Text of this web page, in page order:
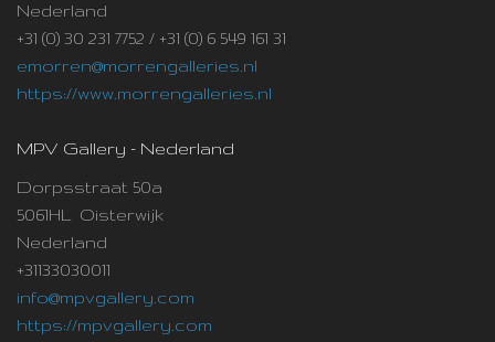
Nederland
+31 (0) 30 231 7752 / +31 (0) 6 549 161 31
emorren@morrengalleries.nl
https://www.morrengalleries.nl
MPV Gallery - Nederland
Dorpsstraat 50a
5061HL Oisterwijk
Nederland
+31133030011
info@mpvgallery.com
https://mpvgallery.com